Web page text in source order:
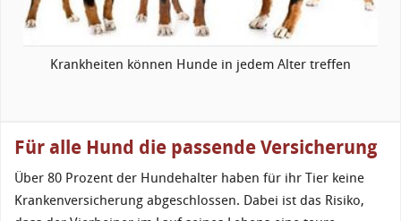
Krankheiten können Hunde in jedem Alter treffen
Für alle Hund die passende Versicherung
Über 80 Prozent der Hundehalter haben für ihr Tier keine
Krankenversicherung abgeschlossen. Dabei ist das Risiko,